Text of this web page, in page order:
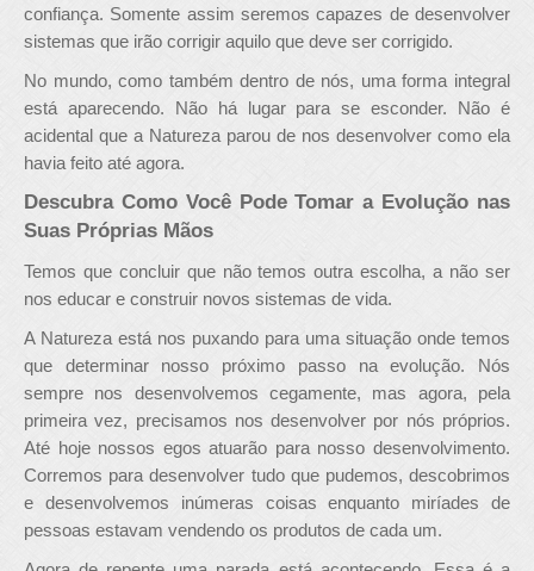
confiança. Somente assim seremos capazes de desenvolver
sistemas que irão corrigir aquilo que deve ser corrigido.
No mundo, como também dentro de nós, uma forma integral
está aparecendo. Não há lugar para se esconder. Não é
acidental que a Natureza parou de nos desenvolver como ela
havia feito até agora.
Descubra Como Você Pode Tomar a Evolução nas
Suas Próprias Mãos
Temos que concluir que não temos outra escolha, a não ser
nos educar e construir novos sistemas de vida.
A Natureza está nos puxando para uma situação onde temos
que determinar nosso próximo passo na evolução. Nós
sempre nos desenvolvemos cegamente, mas agora, pela
primeira vez, precisamos nos desenvolver por nós próprios.
Até hoje nossos egos atuarão para nosso desenvolvimento.
Corremos para desenvolver tudo que pudemos, descobrimos
e desenvolvemos inúmeras coisas enquanto miríades de
pessoas estavam vendendo os produtos de cada um.